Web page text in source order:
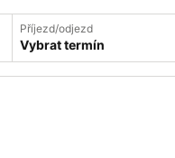
Příjezd/odjezd
Vybrat termín